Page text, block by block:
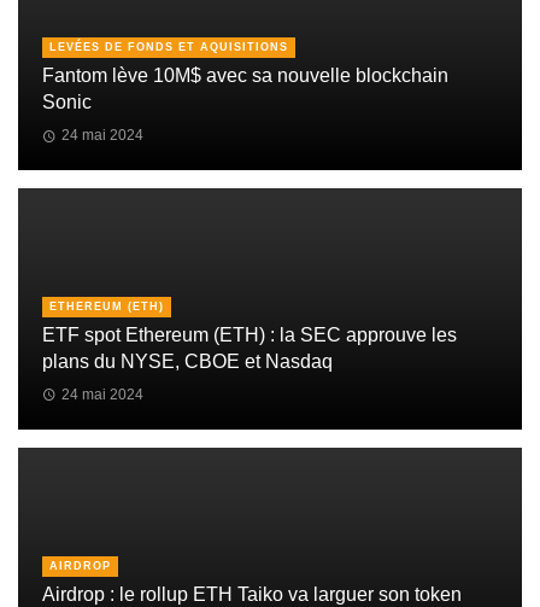
LEVÉES DE FONDS ET AQUISITIONS
Fantom lève 10M$ avec sa nouvelle blockchain
Sonic
24 mai 2024
ETHEREUM (ETH)
ETF spot Ethereum (ETH) : la SEC approuve les
plans du NYSE, CBOE et Nasdaq
24 mai 2024
AIRDROP
Airdrop : le rollup ETH Taiko va larguer son token